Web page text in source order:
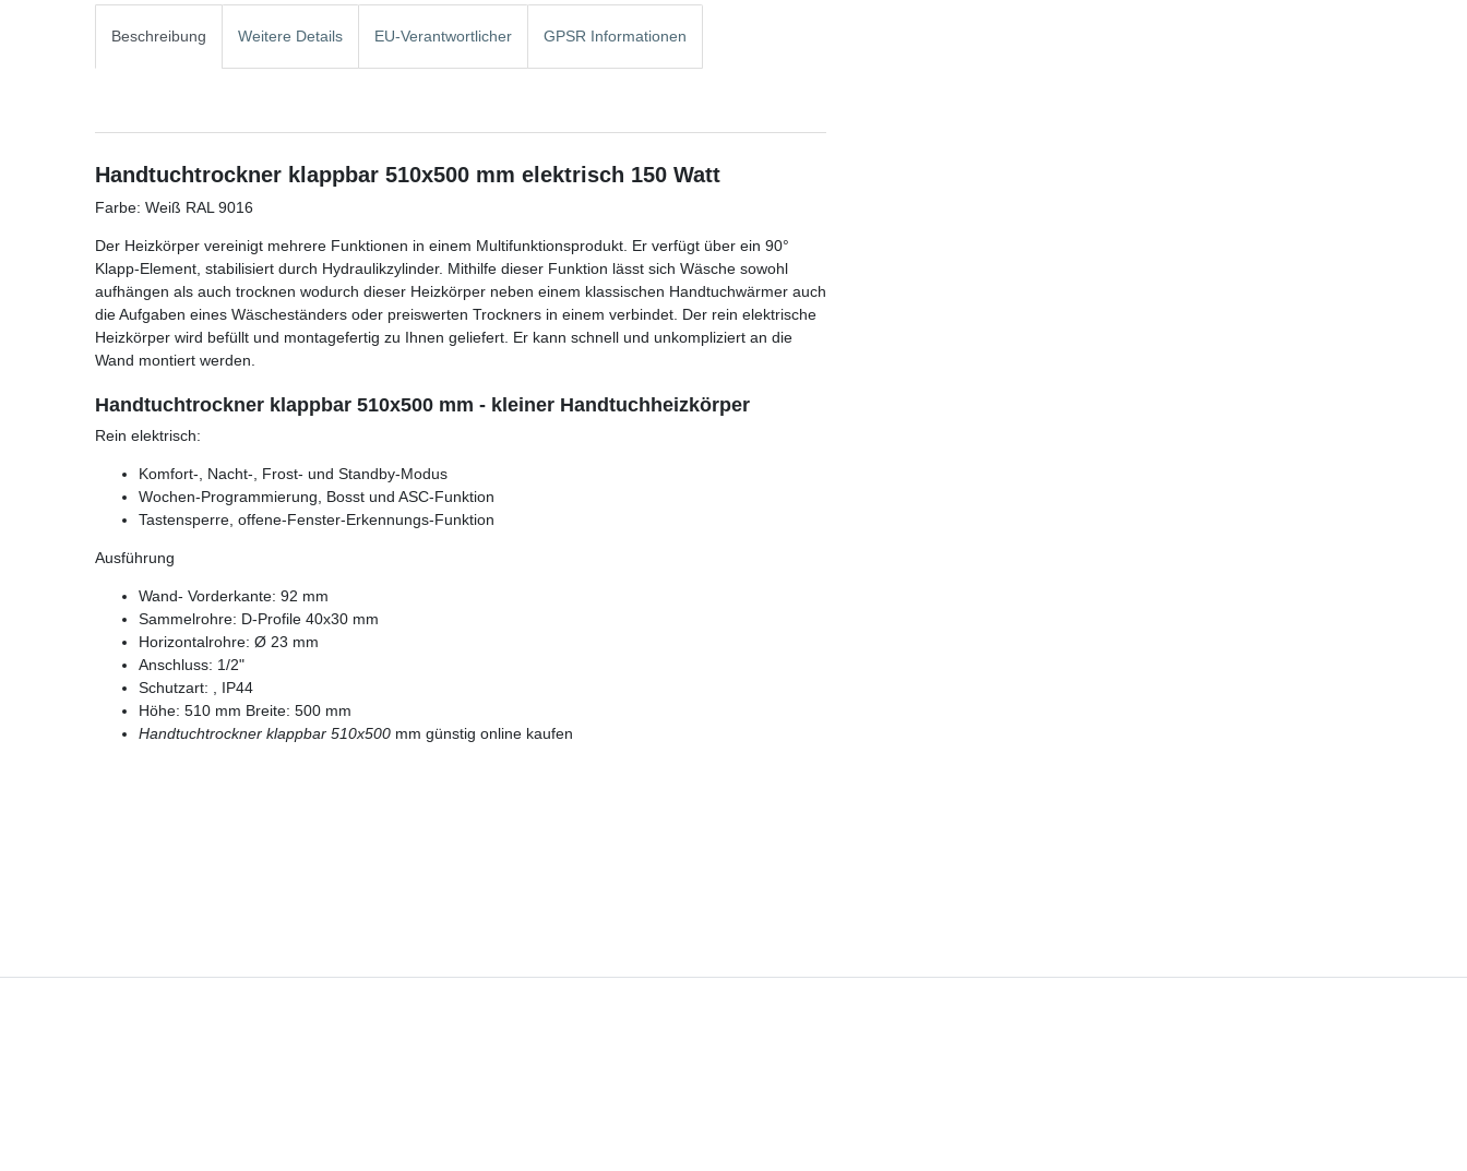
Beschreibung Weitere Details EU-Verantwortlicher GPSR Informationen
Handtuchtrockner klappbar 510x500 mm elektrisch 150 Watt
Farbe: Weiß RAL 9016
Der Heizkörper vereinigt mehrere Funktionen in einem Multifunktionsprodukt. Er verfügt über ein 90°
Klapp-Element, stabilisiert durch Hydraulikzylinder. Mithilfe dieser Funktion lässt sich Wäsche sowohl
aufhängen als auch trocknen wodurch dieser Heizkörper neben einem klassischen Handtuchwärmer auch
die Aufgaben eines Wäscheständers oder preiswerten Trockners in einem verbindet. Der rein elektrische
Heizkörper wird befüllt und montagefertig zu Ihnen geliefert. Er kann schnell und unkompliziert an die
Wand montiert werden.
Handtuchtrockner klappbar 510x500 mm - kleiner Handtuchheizkörper
Rein elektrisch:
Komfort-, Nacht-, Frost- und Standby-Modus
Wochen-Programmierung, Bosst und ASC-Funktion
Tastensperre, offene-Fenster-Erkennungs-Funktion
Ausführung
Wand- Vorderkante: 92 mm
Sammelrohre: D-Profile 40x30 mm
Horizontalrohre: Ø 23 mm
Anschluss: 1/2"
Schutzart: , IP44
Höhe: 510 mm Breite: 500 mm
Handtuchtrockner klappbar 510x500 mm günstig online kaufen